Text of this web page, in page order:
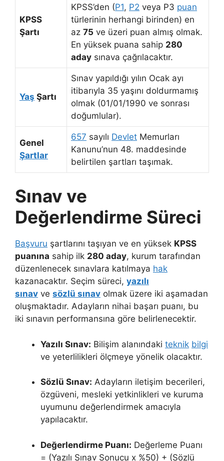
KPSS
Şartı
KPSS’den (P1, P2 veya P3 puan
türlerinin herhangi birinden) en
az 75 ve üzeri puan almış olmak.
En yüksek puana sahip 280
aday sınava çağrılacaktır.
Yaş Şartı
Sınav yapıldığı yılın Ocak ayı
itibarıyla 35 yaşını doldurmamış
olmak (01/01/1990 ve sonrası
doğumlular).
Genel
Şartlar
657 sayılı Devlet Memurları
Kanunu’nun 48. maddesinde
belirtilen şartları taşımak.
Sınav ve
Değerlendirme Süreci
Başvuru şartlarını taşıyan ve en yüksek KPSS
puanına sahip ilk 280 aday, kurum tarafından
düzenlenecek sınavlara katılmaya hak
kazanacaktır. Seçim süreci, yazılı
sınav ve sözlü sınav olmak üzere iki aşamadan
oluşmaktadır. Adayların nihai başarı puanı, bu
iki sınavın performansına göre belirlenecektir.
Yazılı Sınav: Bilişim alanındaki teknik bilgi
ve yeterlilikleri ölçmeye yönelik olacaktır.
Sözlü Sınav: Adayların iletişim becerileri,
özgüveni, mesleki yetkinlikleri ve kuruma
uyumunu değerlendirmek amacıyla
yapılacaktır.
Değerlendirme Puanı: Değerleme Puanı
= (Yazılı Sınav Sonucu x %50) + (Sözlü